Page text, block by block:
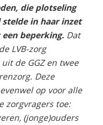
die plotseling
stelde in haar inzet
beperking. Dat
LVB-zorg
de GGZ en twee
Deze
op voor alle
zorgvragers toe:
(jonge)ouders